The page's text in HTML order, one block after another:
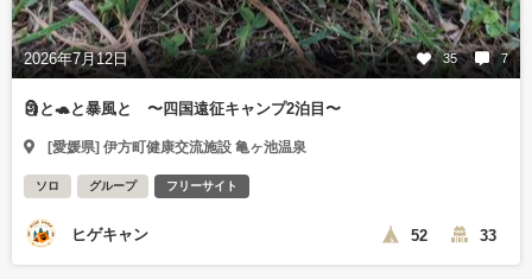
2026年7月12日 35 7
🗿と🐢と暴風と 〜四国遠征キャンプ2泊目〜
[愛媛県] 伊方町健康交流施設 亀ヶ池温泉
ソロ グループ フリーサイト
ヒゲキャン 52 33